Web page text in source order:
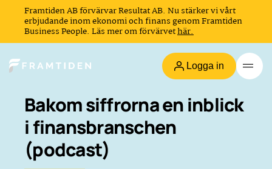
Framtiden AB förvärvar Resultat AB. Nu stärker vi vårt
erbjudande inom ekonomi och finans genom Framtiden
Business People. Läs mer om förvärvethär.
Logga in
Bakom siffrorna en inblick
i finansbranschen
(podcast)